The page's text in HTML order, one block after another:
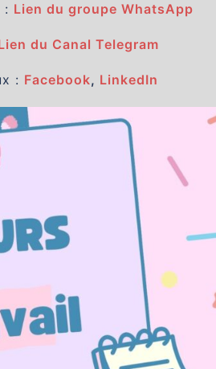
: Lien du groupe WhatsApp
du Canal Telegram
: Facebook, LinkedIn